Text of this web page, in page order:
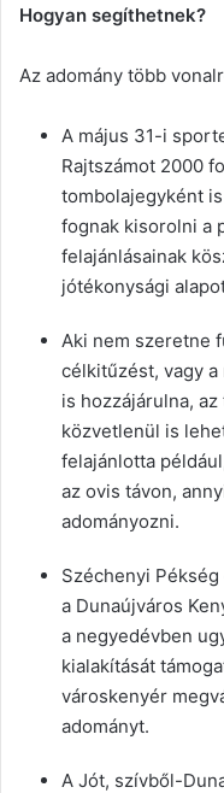
Hogyan segíthetnek?
Az adomány több
A május 31-i
Rajtszámot 2000
tombolajegyként
fognak kisorolni a
felajánlásainak
jótékonysági
Aki nem szeretne
célkitűzést, vagy
is hozzájárulna,
közvetlenül is
felajánlotta
az ovis távon,
adományozni.
Széchenyi
a Dunaújváros
a negyedévben
kialakítását
városkenyér
adományt.
A Jót, szívből-